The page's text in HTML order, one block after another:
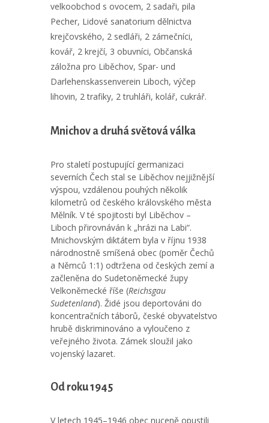
velkoobchod s ovocem, 2 sadaři, pila
Pecher, Lidové sanatorium dělnictva
krejčovského, 2 sedláři, 2 zámečníci,
kovář, 2 krejčí, 3 obuvníci, Občanská
záložna pro Liběchov, Spar- und
Darlehenskassenverein Liboch, výčep
lihovin, 2 trafiky, 2 truhláři, kolář, cukrář.
Mnichov a druhá světová válka
Pro staletí postupující germanizaci
severních Čech stal se Liběchov nejjižnější
výspou, vzdálenou pouhých několik
kilometrů od českého královského města
Mělník. V té spojitosti byl Liběchov –
Liboch přirovnáván k „hrázi na Labi“.
Mnichovským diktátem byla v říjnu 1938
národnostně smíšená obec (poměr Čechů
a Němců 1:1) odtržena od českých zemí a
začleněna do Sudetoněmecké župy
Velkoněmecké říše (Reichsgau
Sudetenland). Židé jsou deportováni do
koncentračních táborů, české obyvatelstvo
hrubě diskriminováno a vyloučeno z
veřejného života. Zámek sloužil jako
vojenský lazaret.
Od roku 1945
V letech 1945–1946 obec nuceně opustili